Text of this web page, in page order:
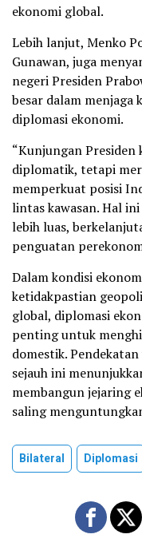
ekonomi global.
Lebih lanjut, Menko
Gunawan, juga
negeri Presiden
besar dalam menjaga
diplomasi ekonomi.
“Kunjungan Presiden
diplomatik, tetapi
memperkuat posisi
lintas kawasan. Hal
lebih luas,
penguatan
Dalam kondisi
ketidakpastian
global, diplomasi
penting untuk
domestik.
sejauh ini
membangun jejaring
saling
Bilateral Diplomasi